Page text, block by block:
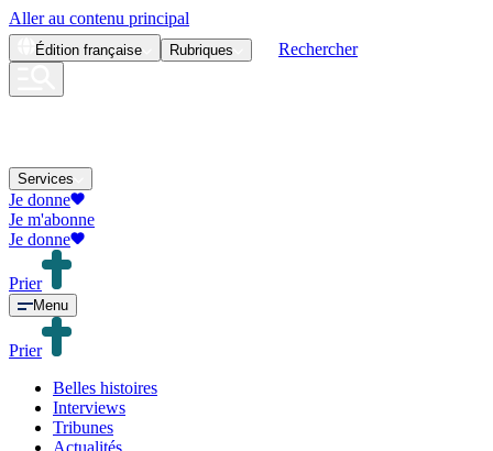
Aller au contenu principal
Édition française Rubriques Rechercher
Services
Je donne
Je m'abonne
Je donne
Prier
Menu
Prier
Belles histoires
Interviews
Tribunes
Actualités